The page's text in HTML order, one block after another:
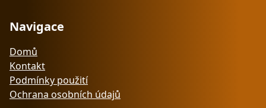
Navigace
Domů
Kontakt
Podmínky použití
Ochrana osobních údajů